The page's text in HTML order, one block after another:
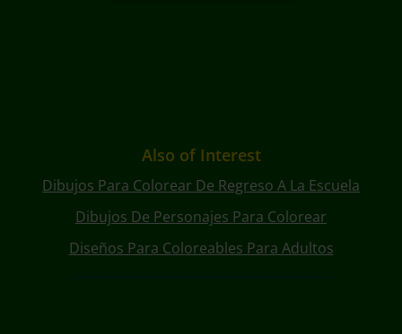
Also of Interest
Dibujos Para Colorear De Regreso A La Escuela
Dibujos De Personajes Para Colorear
Diseños Para Coloreables Para Adultos